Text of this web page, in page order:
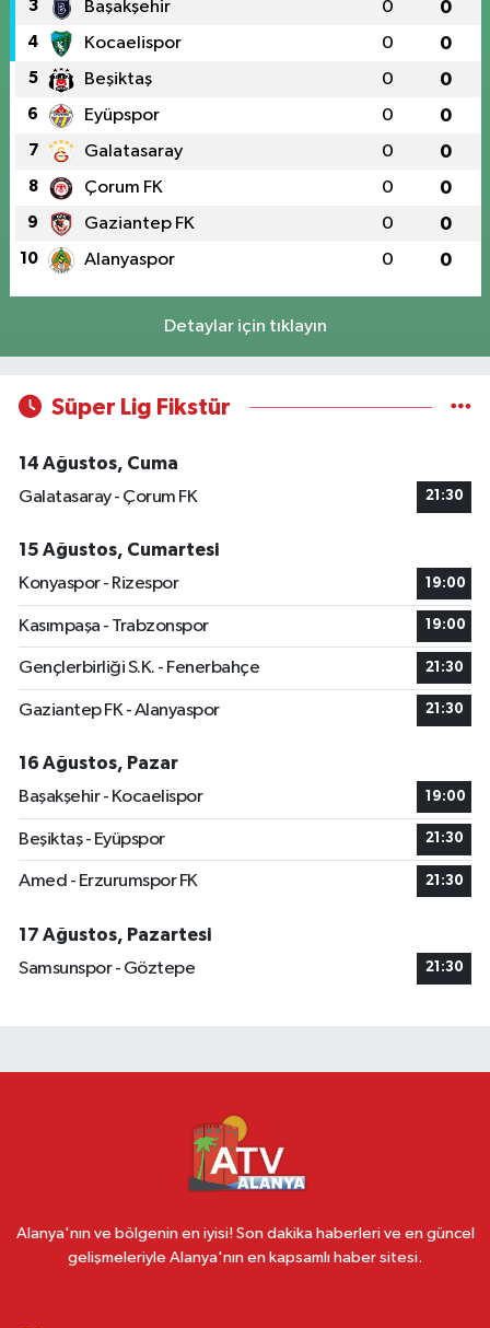
3 Başakşehir 0 0
4 Kocaelispor 0 0
5 Beşiktaş 0 0
6 Eyüpspor 0 0
7 Galatasaray 0 0
8 Çorum FK 0 0
9 Gaziantep FK 0 0
10 Alanyaspor 0 0
Detaylar için tıklayın
Süper Lig Fikstür
14 Ağustos, Cuma
Galatasaray - Çorum FK
21:30
15 Ağustos, Cumartesi
Konyaspor - Rizespor
19:00
Kasımpaşa - Trabzonspor 19:00
Gençlerbirliği S.K. - Fenerbahçe 21:30
Gaziantep FK - Alanyaspor 21:30
16 Ağustos, Pazar
Başakşehir - Kocaelispor
19:00
Beşiktaş - Eyüpspor 21:30
Amed - Erzurumspor FK 21:30
17 Ağustos, Pazartesi
Samsunspor - Göztepe
21:30
Alanya'nın ve bölgenin en iyisi! Son dakika haberleri ve en güncel
gelişmeleriyle Alanya'nın en kapsamlı haber sitesi.